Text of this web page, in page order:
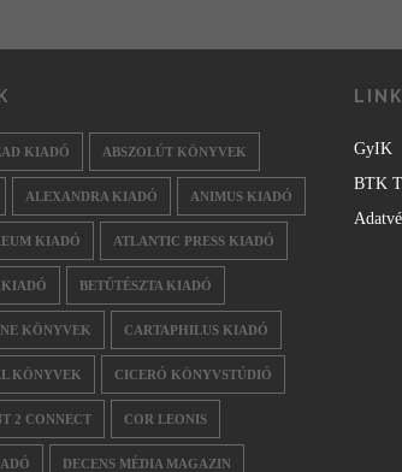
KIADÓ ABSZOLÚT KÖNYVEK
ALEXANDRA KIADÓ ANIMUS KIADÓ
KIADÓ ATLANTIC PRESS KIADÓ
BETŰTÉSZTA KIADÓ
KÖNYVEK CARTAPHILUS KIADÓ
KÖNYVEK CICERÓ KÖNYVSTÚDIÓ
2 CONNECT COR LEONIS
DECENS MÉDIA MAGAZIN
GyIK
BTK